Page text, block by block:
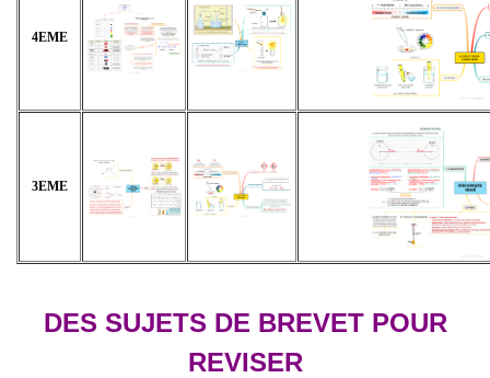
4EME
3EME
DES SUJETS DE BREVET POUR
REVISER